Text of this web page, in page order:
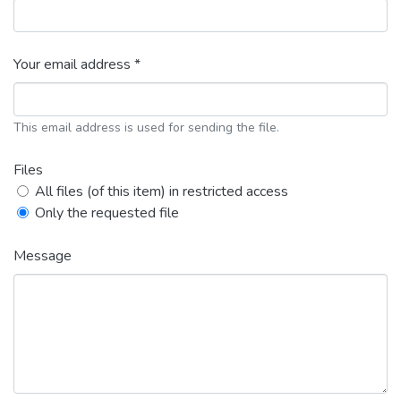
Your email address *
This email address is used for sending the file.
Files
All files (of this item) in restricted access
Only the requested file
Message